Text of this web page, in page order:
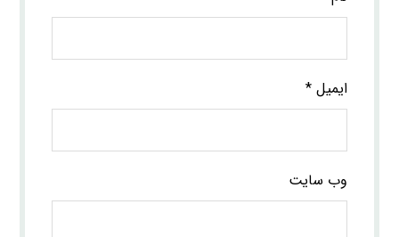
ایمیل*
وب‌ سایت